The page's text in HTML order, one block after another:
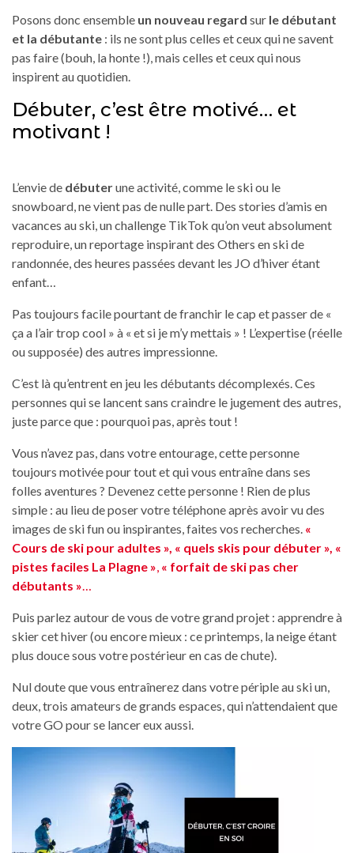
Posons donc ensemble un nouveau regard sur le débutant
et la débutante : ils ne sont plus celles et ceux qui ne savent
pas faire (bouh, la honte !), mais celles et ceux qui nous
inspirent au quotidien.
Débuter, c’est être motivé… et
motivant !
L’envie de débuterune activité, comme le ski ou le
snowboard, ne vient pas de nulle part. Des stories d’amis en
vacances au ski, un challenge TikTok qu’on veut absolument
reproduire, un reportage inspirant des Others en ski de
randonnée, des heures passées devant les JO d’hiver étant
enfant…
Pas toujours facile pourtant de franchir le cap et passer de «
ça a l’air trop cool » à « et si je m’y mettais » ! L’expertise (réelle
ou supposée) des autres impressionne.
C’est là qu’entrent en jeu les débutants décomplexés. Ces
personnes qui se lancent sans craindre le jugement des autres,
juste parce que : pourquoi pas, après tout !
Vous n’avez pas, dans votre entourage, cette personne
toujours motivée pour tout et qui vous entraîne dans ses
folles aventures ? Devenez cette personne ! Rien de plus
simple : au lieu de poser votre téléphone après avoir vu des
images de ski fun ou inspirantes, faites vos recherches. «
Cours de ski pour adultes », « quels skis pour débuter », «
pistes faciles La Plagne », « forfait de ski pas cher
débutants »…
Puis parlez autour de vous de votre grand projet : apprendre à
skier cet hiver (ou encore mieux : ce printemps, la neige étant
plus douce sous votre postérieur en cas de chute).
Nul doute que vous entraînerez dans votre périple au ski un,
deux, trois amateurs de grands espaces, qui n’attendaient que
votre GO pour se lancer eux aussi.